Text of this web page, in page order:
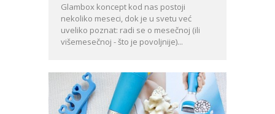
Glambox koncept kod nas postoji
nekoliko meseci, dok je u svetu već
uveliko poznat: radi se o mesečnoj (ili
višemesečnoj - što je povoljnije)...